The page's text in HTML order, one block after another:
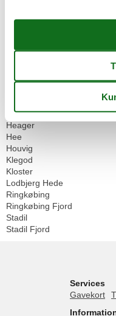
Alle
Geografier
Danmark
Alrum
Heager
Hee
Houvig
Klegod
Kloster
Lodbjerg Hede
Ringkøbing
Ringkøbing Fjord
Stadil
Stadil Fjord
Services
Gavekort